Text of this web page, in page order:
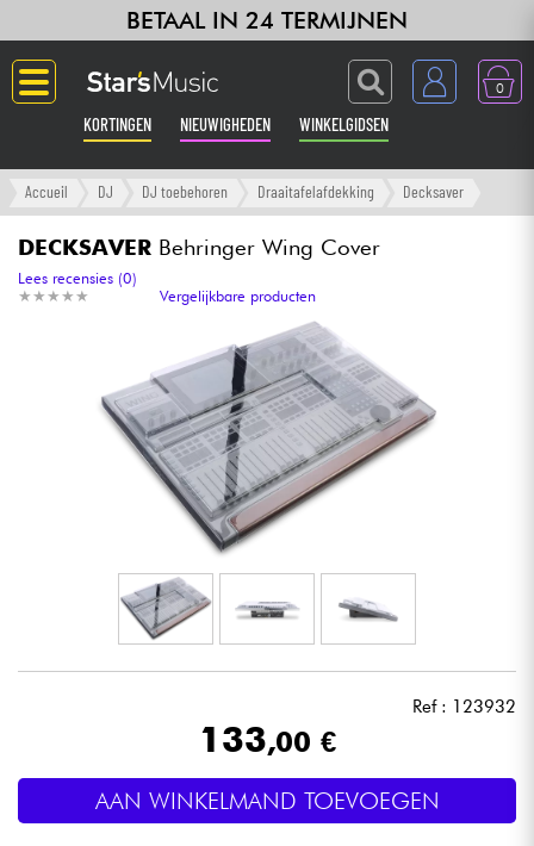
BETAAL IN 24 TERMIJNEN
0
KORTINGEN NIEUWIGHEDEN WINKELGIDSEN
Langue
Gitaar & Bas
Versterker & Effecten
Toetsenbord & Piano
Synths & samplers
Home-studio
Microfoon
Licht
Accueil DJ DJ toebehoren Draaitafelafdekking Decksaver
DECKSAVER Behringer Wing Cover
★ ★ ★ ★ ★
★ ★ ★ ★ ★
Lees recensies (0)
Vergelijkbare producten
Ref : 123932
133,00 €
AAN WINKELMAND TOEVOEGEN